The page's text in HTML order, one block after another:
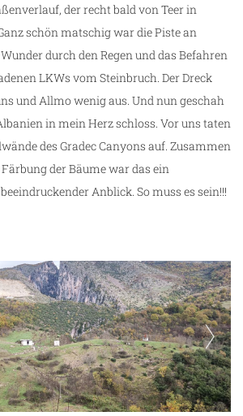
der recht bald von Teer in
schön matschig war die Piste an
durch den Regen und das Befahren
LKWs vom Steinbruch. Der Dreck
und Allmo wenig aus. Und nun geschah
in mein Herz schloss. Vor uns taten
des Gradec Canyons auf. Zusammen
der Bäume war das ein
Anblick. So muss es sein!!!